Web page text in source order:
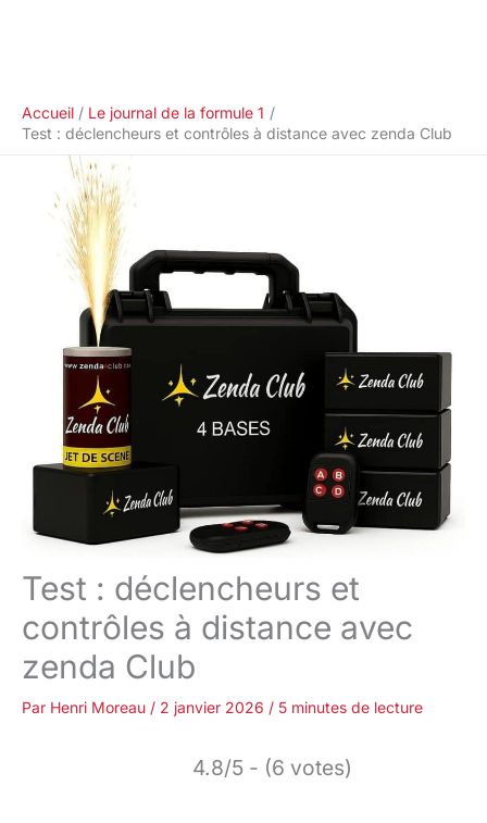
Accueil
Le journal de la formule 1
Test : déclencheurs et contrôles à distance avec zenda Club
Test : déclencheurs et
contrôles à distance avec
zenda Club
Par Henri Moreau / 2 janvier 2026 / 5 minutes de lecture
4.8/5 - (6 votes)